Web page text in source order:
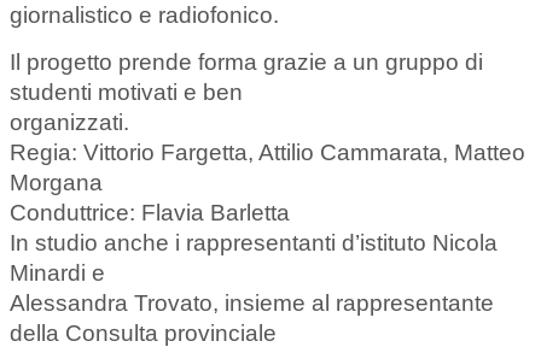
giornalistico e radiofonico.
Il progetto prende forma grazie a un gruppo di
studenti motivati e ben
organizzati.
Regia: Vittorio Fargetta, Attilio Cammarata, Matteo
Morgana
Conduttrice: Flavia Barletta
In studio anche i rappresentanti d’istituto Nicola
Minardi e
Alessandra Trovato, insieme al rappresentante
della Consulta provinciale